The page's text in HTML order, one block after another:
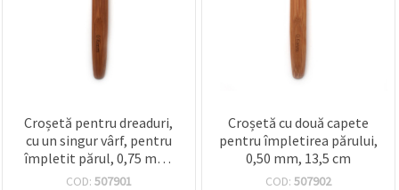
Croșetă pentru dreaduri,
cu un singur vârf, pentru
împletit părul, 0,75 mm,
13,5 cm
COD: 507901
Croșetă cu două capete
pentru împletirea părului,
0,50 mm, 13,5 cm
COD: 507902